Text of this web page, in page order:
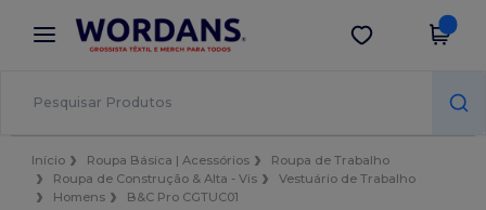
× App Wordans
Melhores preços na app!
Obter app
Início Roupa Básica | Acessórios
Roupa de Trabalho
Roupa de Construção & Alta - Vis
Vestuário de Trabalho
Homens
B&C Pro CGTUC01